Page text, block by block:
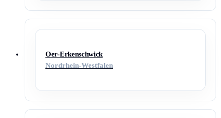
Oer-Erkenschwick
Nordrhein-Westfalen